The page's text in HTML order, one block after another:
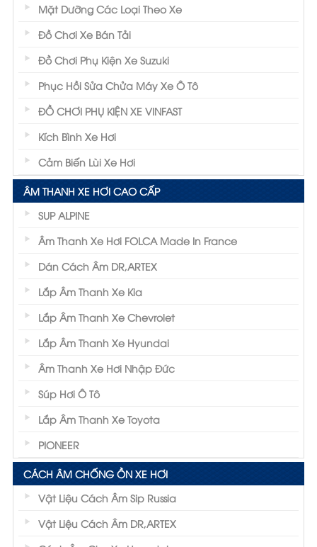
Mặt Dưỡng Các Loại Theo Xe
Đồ Chơi Xe Bán Tải
Đồ Chơi Phụ Kiện Xe Suzuki
Phục Hồi Sửa Chửa Máy Xe Ô Tô
ĐỒ CHƠI PHỤ KIỆN XE VINFAST
Kích Bình Xe Hơi
Cảm Biến Lùi Xe Hơi
ÂM THANH XE HƠI CAO CẤP
SUP ALPINE
Âm Thanh Xe Hơi FOLCA Made In France
Dán Cách Âm DR,ARTEX
Lắp Âm Thanh Xe Kia
Lắp Âm Thanh Xe Chevrolet
Lắp Âm Thanh Xe Hyundai
Âm Thanh Xe Hơi Nhập Đức
Súp Hơi Ô Tô
Lắp Âm Thanh Xe Toyota
PIONEER
CÁCH ÂM CHỐNG ỒN XE HƠI
Vật Liệu Cách Âm Sip Russia
Vật Liệu Cách Âm DR,ARTEX